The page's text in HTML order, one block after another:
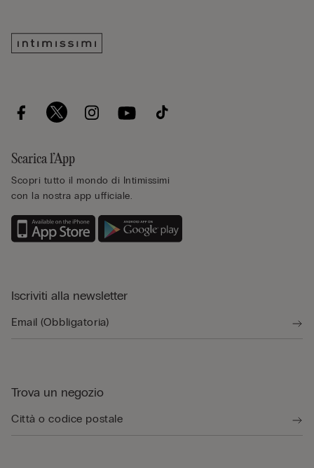
Scarica l’App
Scopri tutto il mondo di Intimissimi
con la nostra app ufficiale.
Iscriviti alla newsletter
Trova un negozio